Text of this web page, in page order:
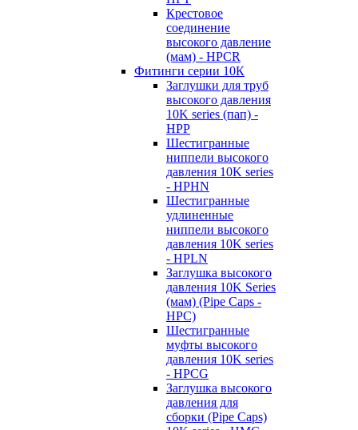
Крестовое
соединение
высокого давление
(мам) - HPCR
Фитинги серии 10К
Заглушки для труб
высокого давления
10K series (пап) -
HPP
Шестигранные
ниппели высокого
давления 10K series
- HPHN
Шестигранные
удлиненные
ниппели высокого
давления 10K series
- HPLN
Заглушка высокого
давления 10K Series
(мам) (Pipe Caps -
HPC)
Шестигранные
муфты высокого
давления 10K series
- HPCG
Заглушка высокого
давления для
сборки (Pipe Caps)